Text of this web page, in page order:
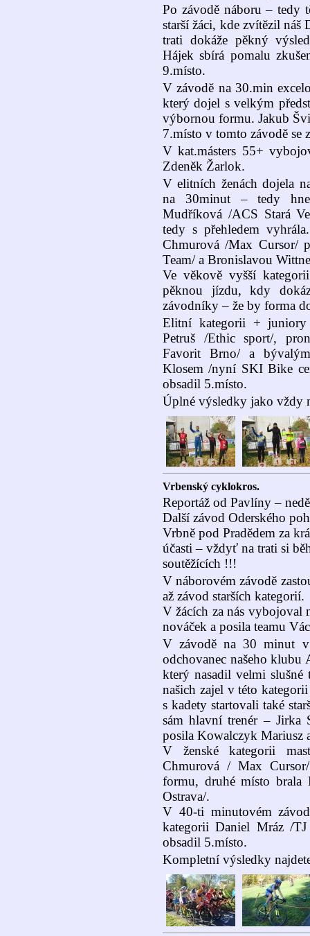
Po závodě náboru – tedy
starší žáci, kde zvítězil náš
trati dokáže pěkný
Hájek sbírá pomalu
9.místo.
V závodě na 30.min
který dojel s velkým
výbornou formu. Jakub
7.místo v tomto závodě se
V kat.másters 55+
Zdeněk Žarlok.
V elitních ženách dojela
na 30minut – tedy
Mudříková /ACS Stará
tedy s přehledem
Chmurová /Max Cursor/
Team/ a Bronislavou
Ve věkově vyšší
pěknou jízdu, kdy
závodníky – že by forma
Elitní kategorii + juniory
Petruš /Ethic sport/,
Favorit Brno/ a
Klosem /nyní SKI Bike
obsadil 5.místo.
Úplné výsledky jako vždy
Vrbenský cyklokros.
Reportáž od Pavlíny –
Další závod Oderského
Vrbně pod Pradědem za
účasti – vždyť na trati si
soutěžících !!!
V náborovém závodě
až závod starších kategorií.
V žácích za nás vybojoval
nováček a posila teamu
V závodě na 30 minut
odchovanec našeho klubu
který nasadil velmi
našich zajel v této
s kadety startovali také
sám hlavní trenér – Jirka
posila Kowalczyk Mariusz
V ženské kategorii
Chmurová / Max
formu, druhé místo brala
Ostrava/.
V 40-ti minutovém
kategorii Daniel Mráz /
obsadil 5.místo.
Kompletní výsledky